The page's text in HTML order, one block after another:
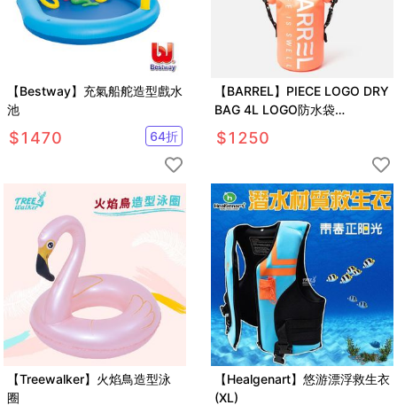
【Bestway】充氣船舵造型戲水
池
$1470 64折
【BARREL】PIECE LOGO DRY
BAG 4L LOGO防水袋
#ORANGE
$1250
【Treewalker】火焰鳥造型泳
圈
【Healgenart】悠游漂浮救生衣
(XL)